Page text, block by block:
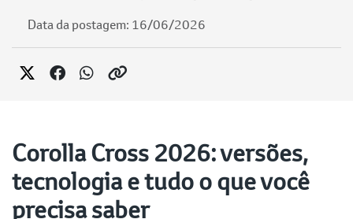
Data da postagem: 16/06/2026
Corolla Cross 2026: versões,
tecnologia e tudo o que você
precisa saber